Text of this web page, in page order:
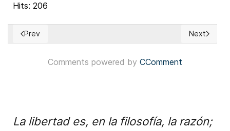
Hits: 206
Previous article: Japón: Primera ministra Sanae Takaichi
Prev Next
Next
Comments powered by CComment
La libertad es, en la filosofía, la razón;